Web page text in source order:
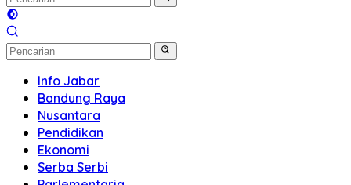
Info Jabar
Bandung Raya
Nusantara
Pendidikan
Ekonomi
Serba Serbi